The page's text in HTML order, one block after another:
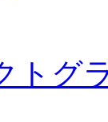
トグ